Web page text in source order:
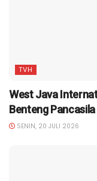
TVH
West Java
Benteng Pancasila
SENIN, 20 JULI 2026